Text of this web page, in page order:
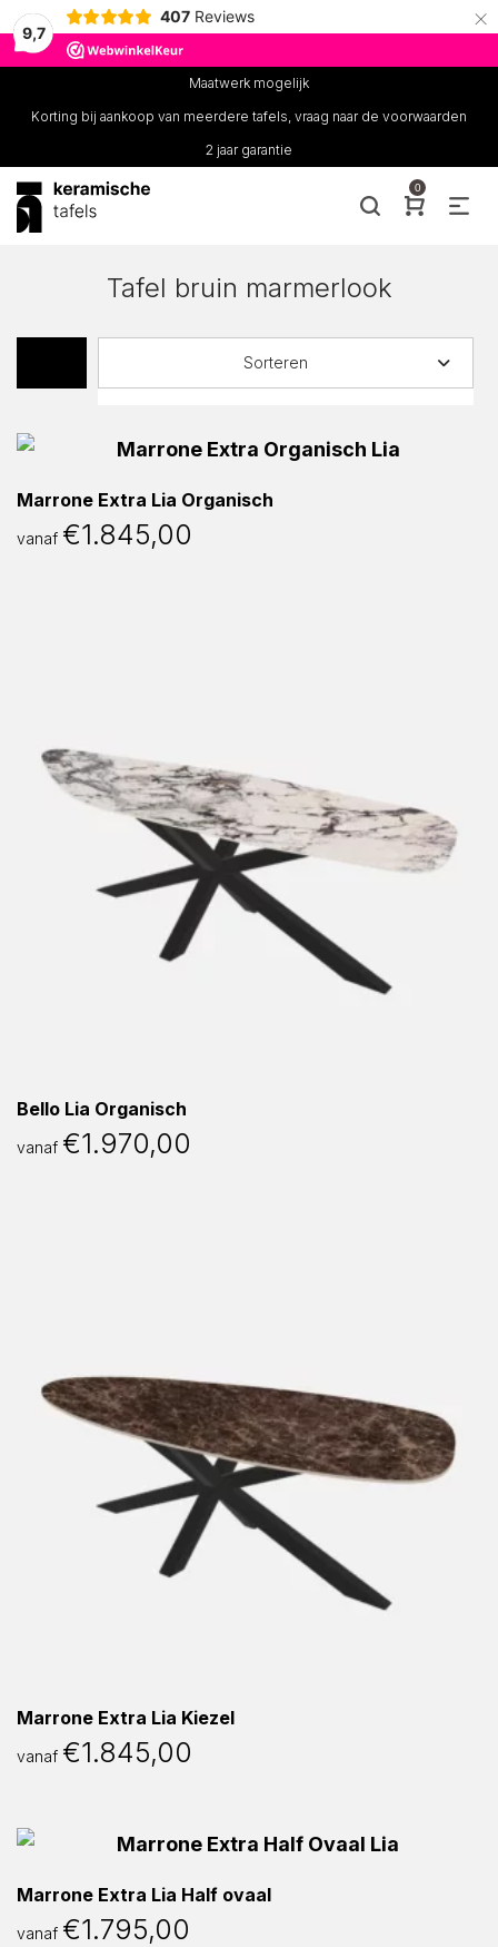
9,7
407 Reviews ×
Maatwerk mogelijk
Korting bij aankoop van meerdere tafels, vraag naar de voorwaarden
2 jaar garantie
0
Tafel bruin marmerlook
Sorteren
Marrone Extra Lia Organisch
vanaf €1.845,00
Bello Lia Organisch
vanaf €1.970,00
Marrone Extra Lia Kiezel
vanaf €1.845,00
Marrone Extra Lia Half ovaal
vanaf €1.795,00